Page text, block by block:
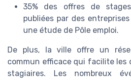
35% des offres de
publiées par des
une étude de Pôle emploi.
De plus, la ville offre un
commun efficace qui facilite les
stagiaires. Les nombreux